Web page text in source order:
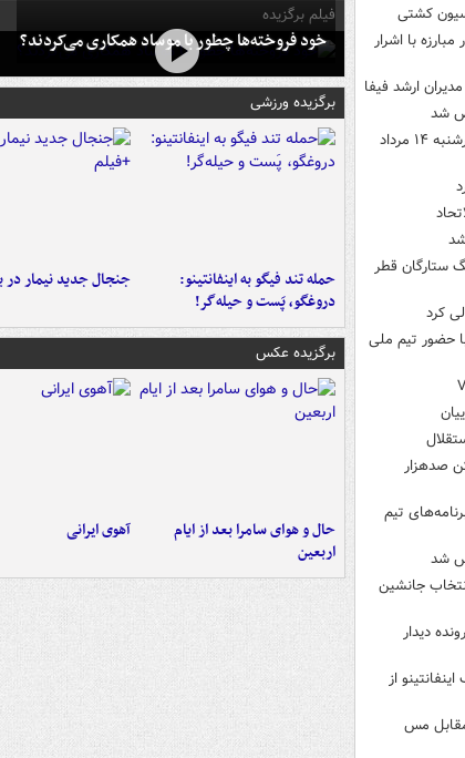
کشتی
با اشرار
ارشد فیفا
شد
روزنامه‌های ورزشی امروز چهارشنبه ۱۴ مرداد
ستارگان قطر
کرد
حضور تیم ملی
صدهزار
تیم
شد
جانشین
دیدار
از
مقابل مس
فیلم برگزیده
خود فروخته‌ها چطور با موساد همکاری می‌کردند؟
برگزیده ورزشی
حمله تند فیگو به اینفانتینو:
دروغگو، پَست‌ و حیله‌گر!
جنجال جدید نیمار در
برگزیده عکس
حال و هوای سامرا بعد از ایام
اربعین
آهوی ایرانی